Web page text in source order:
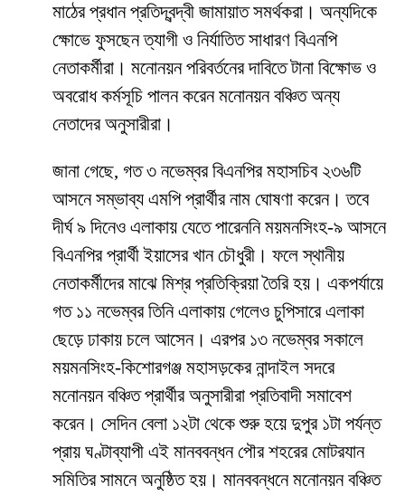
মাঠের প্রধান প্রতিদ্বন্দ্বী জামায়াত সমর্থকরা। অন্যদিকে
ক্ষোভে ফুসছেন ত্যাগী ও নির্যাতিত সাধারণ বিএনপি
নেতাকর্মীরা। মনোনয়ন পরিবর্তনের দাবিতে টানা বিক্ষোভ ও
অবরোধ কর্মসূচি পালন করেন মনোনয়ন বঞ্চিত অন্য
নেতাদের অনুসারীরা।
জানা গেছে, গত ৩ নভেম্বর বিএনপির মহাসচিব ২৩৬টি
আসনে সম্ভাব্য এমপি প্রার্থীর নাম ঘোষণা করেন। তবে
দীর্ঘ ৯ দিনেও এলাকায় যেতে পারেননি ময়মনসিংহ-৯ আসনে
বিএনপির প্রার্থী ইয়াসের খান চৌধুরী। ফলে স্থানীয়
নেতাকর্মীদের মাঝে মিশ্র প্রতিক্রিয়া তৈরি হয়। একপর্যায়ে
গত ১১ নভেম্বর তিনি এলাকায় গেলেও চুপিসারে এলাকা
ছেড়ে ঢাকায় চলে আসেন। এরপর ১৩ নভেম্বর সকালে
ময়মনসিংহ-কিশোরগঞ্জ মহাসড়কের নান্দাইল সদরে
মনোনয়ন বঞ্চিত প্রার্থীর অনুসারীরা প্রতিবাদী সমাবেশ
করেন। সেদিন বেলা ১২টা থেকে শুরু হয়ে দুপুর ১টা পর্যন্ত
প্রায় ঘণ্টাব্যাপী এই মানববন্ধন পৌর শহরের মোটরযান
সমিতির সামনে অনুষ্ঠিত হয়। মানববন্ধনে মনোনয়ন বঞ্চিত